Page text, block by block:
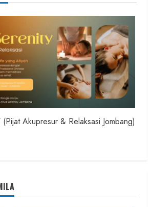
(Pijat Akupresur & Relaksasi Jombang)